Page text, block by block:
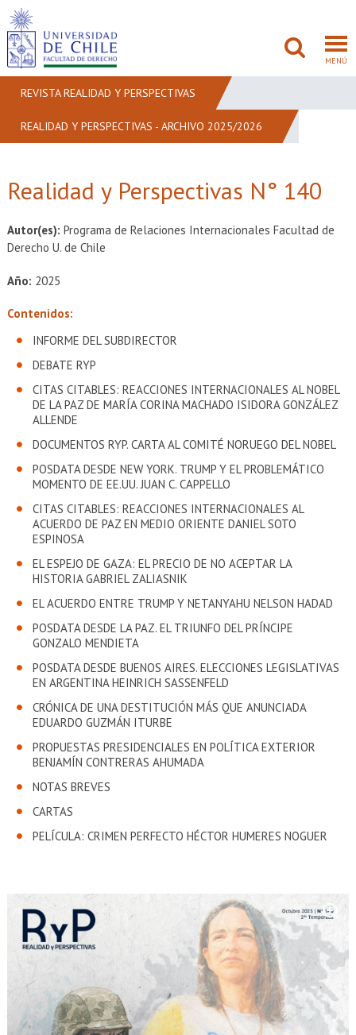
MENÚ
Académicos Estudiantes
REVISTA REALIDAD Y PERSPECTIVAS
REALIDAD Y PERSPECTIVAS - ARCHIVO 2025/2026
Realidad y Perspectivas N° 140
Autor(es): Programa de Relaciones Internacionales Facultad de
Derecho U. de Chile
Año: 2025
Contenidos:
INFORME DEL SUBDIRECTOR
DEBATE RYP
CITAS CITABLES: REACCIONES INTERNACIONALES AL NOBEL
DE LA PAZ DE MARÍA CORINA MACHADO ISIDORA GONZÁLEZ
ALLENDE
DOCUMENTOS RYP. CARTA AL COMITÉ NORUEGO DEL NOBEL
POSDATA DESDE NEW YORK. TRUMP Y EL PROBLEMÁTICO
MOMENTO DE EE.UU. JUAN C. CAPPELLO
CITAS CITABLES: REACCIONES INTERNACIONALES AL
ACUERDO DE PAZ EN MEDIO ORIENTE DANIEL SOTO
ESPINOSA
EL ESPEJO DE GAZA: EL PRECIO DE NO ACEPTAR LA
HISTORIA GABRIEL ZALIASNIK
EL ACUERDO ENTRE TRUMP Y NETANYAHU NELSON HADAD
POSDATA DESDE LA PAZ. EL TRIUNFO DEL PRÍNCIPE
GONZALO MENDIETA
POSDATA DESDE BUENOS AIRES. ELECCIONES LEGISLATIVAS
EN ARGENTINA HEINRICH SASSENFELD
CRÓNICA DE UNA DESTITUCIÓN MÁS QUE ANUNCIADA
EDUARDO GUZMÁN ITURBE
PROPUESTAS PRESIDENCIALES EN POLÍTICA EXTERIOR
BENJAMÍN CONTRERAS AHUMADA
NOTAS BREVES
CARTAS
PELÍCULA: CRIMEN PERFECTO HÉCTOR HUMERES NOGUER